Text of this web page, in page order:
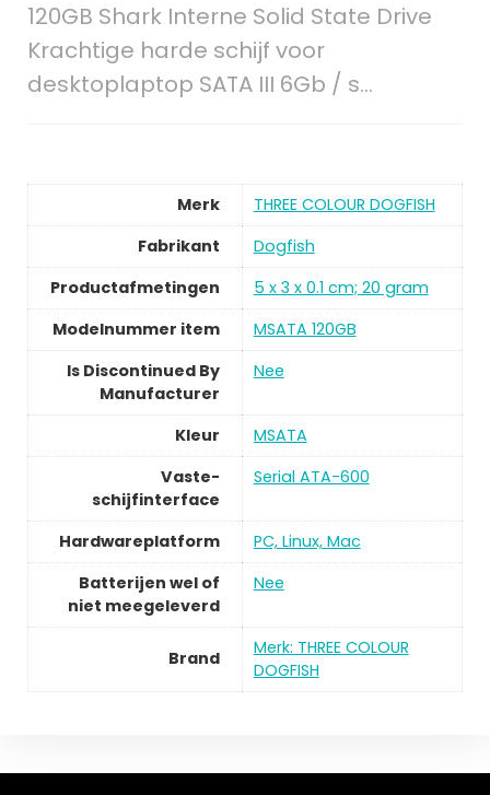
120GB Shark Interne Solid State Drive
Krachtige harde schijf voor
desktoplaptop SATA III 6Gb / s…
Merk
THREE COLOUR DOGFISH
Fabrikant
Dogfish
Productafmetingen
5 x 3 x 0.1 cm; 20 gram
Modelnummer item
MSATA 120GB
Is Discontinued By
Manufacturer
Nee
Kleur
MSATA
Vaste-
schijfinterface
Serial ATA-600
Hardwareplatform
PC, Linux, Mac
Batterijen wel of
niet meegeleverd
Nee
Brand
Merk: THREE COLOUR
DOGFISH